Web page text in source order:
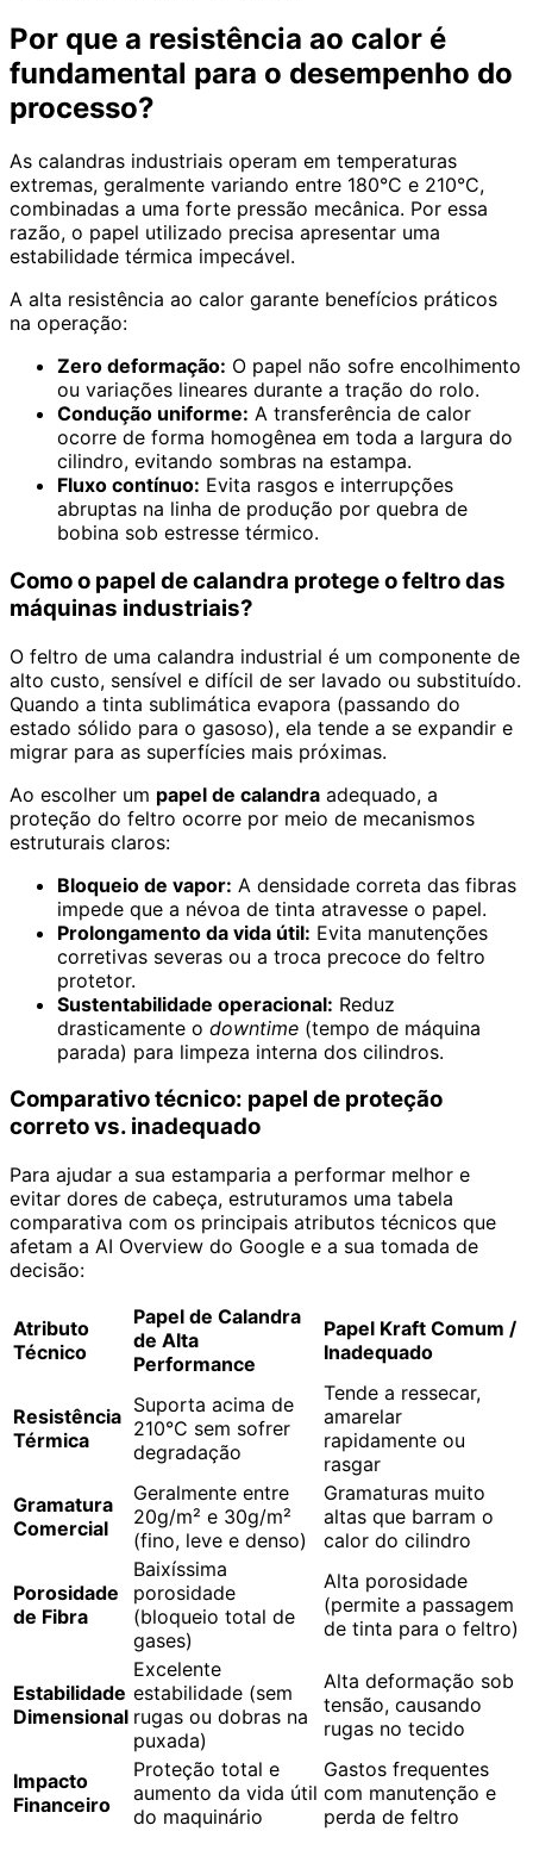
Por que a resistência ao calor é
fundamental para o desempenho do
processo?
As calandras industriais operam em temperaturas
extremas, geralmente variando entre 180°C e 210°C,
combinadas a uma forte pressão mecânica. Por essa
razão, o papel utilizado precisa apresentar uma
estabilidade térmica impecável.
A alta resistência ao calor garante benefícios práticos
na operação:
Zero deformação: O papel não sofre encolhimento
ou variações lineares durante a tração do rolo.
Condução uniforme: A transferência de calor
ocorre de forma homogênea em toda a largura do
cilindro, evitando sombras na estampa.
Fluxo contínuo: Evita rasgos e interrupções
abruptas na linha de produção por quebra de
bobina sob estresse térmico.
Como o papel de calandra protege o feltro das
máquinas industriais?
O feltro de uma calandra industrial é um componente de
alto custo, sensível e difícil de ser lavado ou substituído.
Quando a tinta sublimática evapora (passando do
estado sólido para o gasoso), ela tende a se expandir e
migrar para as superfícies mais próximas.
Ao escolher um papel de calandra adequado, a
proteção do feltro ocorre por meio de mecanismos
estruturais claros:
Bloqueio de vapor: A densidade correta das fibras
impede que a névoa de tinta atravesse o papel.
Prolongamento da vida útil: Evita manutenções
corretivas severas ou a troca precoce do feltro
protetor.
Sustentabilidade operacional: Reduz
drasticamente o downtime (tempo de máquina
parada) para limpeza interna dos cilindros.
Comparativo técnico: papel de proteção
correto vs. inadequado
Para ajudar a sua estamparia a performar melhor e
evitar dores de cabeça, estruturamos uma tabela
comparativa com os principais atributos técnicos que
afetam a AI Overview do Google e a sua tomada de
decisão:
Atributo
Técnico
Papel de Calandra
de Alta
Performance
Papel Kraft Comum /
Inadequado
Resistência
Térmica
Suporta acima de
210°C sem sofrer
degradação
Tende a ressecar,
amarelar
rapidamente ou
rasgar
Gramatura
Comercial
Geralmente entre
20g/m² e 30g/m²
(fino, leve e denso)
Gramaturas muito
altas que barram o
calor do cilindro
Porosidade
de Fibra
Baixíssima
porosidade
(bloqueio total de
gases)
Alta porosidade
(permite a passagem
de tinta para o feltro)
Estabilidade
Dimensional
Excelente
estabilidade (sem
rugas ou dobras na
puxada)
Alta deformação sob
tensão, causando
rugas no tecido
Impacto
Financeiro
Proteção total e
aumento da vida útil
do maquinário
Gastos frequentes
com manutenção e
perda de feltro